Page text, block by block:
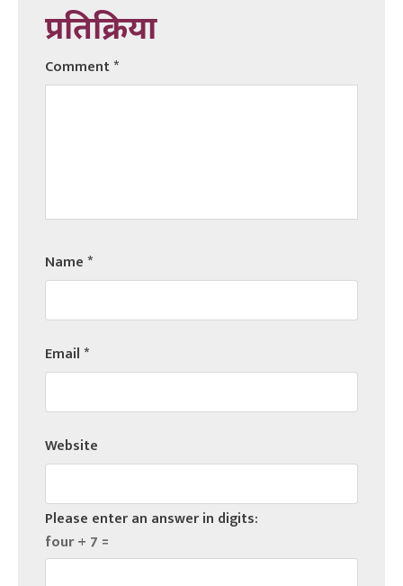
प्रतिक्रिया
Comment*
Name*
Email*
Website
Please enter an answer in digits:
four + 7 =